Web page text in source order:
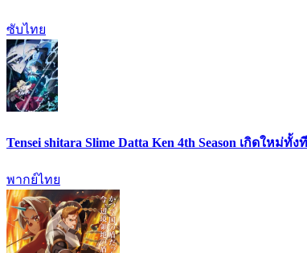
ซับไทย
Tensei shitara Slime Datta Ken 4th Season เกิดใหม่
พากย์ไทย